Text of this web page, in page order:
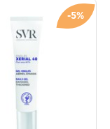
-5%